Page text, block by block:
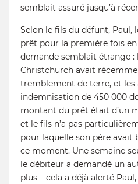
semblait assuré jusqu’à
Selon le fils du défunt, Paul,
prêt pour la première fois en
demande semblait étrange :
Christchurch avait
tremblement de terre, et
indemnisation de 450 000
montant du prêt était d’un
et le fils n’a pas
pour laquelle son père avait
ce moment. Une semaine
le débiteur a demandé un
plus – cela a déjà alerté